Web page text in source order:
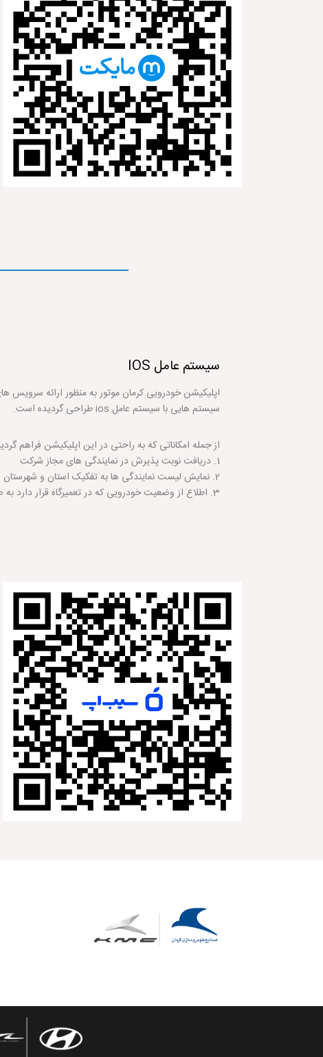
سیستم عامل
اپلیکیشن خودرویی کرمان موتور به منظور ارائه
سیستم هایی با سیستم عامل ios طراحی گردیده است.
از جمله امکاناتی که به راحتی در این اپلیکیشن فراهم
1. دریافت نوبت پذیرش در نمایندگی های مجاز شرکت
2. نمایش لیست نمایندگی ها به تفکیک استان و شهرستان
3. اطلاع از وضعیت خودرویی که در تعمیرگاه قرار دارد به صورت مرحله به مرحله